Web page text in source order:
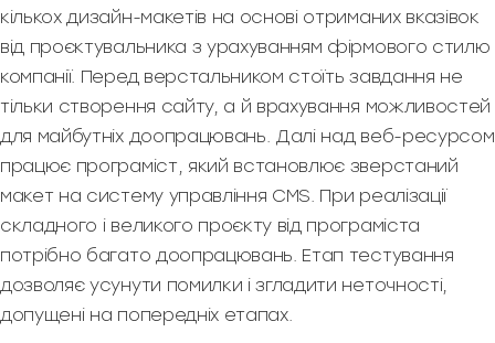
кількох дизайн-макетів на основі отриманих вказівок
від проєктувальника з урахуванням фірмового стилю
компанії. Перед верстальником стоїть завдання не
тільки створення сайту, а й врахування можливостей
для майбутніх доопрацювань. Далі над веб-ресурсом
працює програміст, який встановлює зверстаний
макет на систему управління CMS. При реалізації
складного і великого проєкту від програміста
потрібно багато доопрацювань. Етап тестування
дозволяє усунути помилки і згладити неточності,
допущені на попередніх етапах.